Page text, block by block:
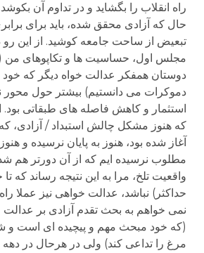
راه انقلاب را بگشاید و در تداوم آن
حال که آزادی محقق شده، باید برای
تبعیض از ساحت جامعه کوشید. از این
مجلس اول، حساسیت ها و تکاپوهای من
دوستان همفکر عدالت خواه دیگر که
دموکرات می دانستیم) بیشتر حول محور
استثمار و کاهش فاصله های طبقاتی بود.
که هنوز مشکل چالش استبداد / آزادی،
آغاز شده بود، هنوز به پایان نرسیده و
مطلوب نرسیده ایم که از آن دورتر هم
واقعیت تلخ، مرا به این نتیجه رساند که
حداکثر) نباشد، عدالت خواهی نیز عملا
نمی خواهم به بحث تقدم آزادی بر
(که خود مبحث مهم و پیچیده ای است و
مرغ را تداعی کند) ولی در هرحال در